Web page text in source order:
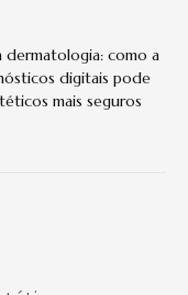
dermatologia: como a
digitais pode
mais seguros